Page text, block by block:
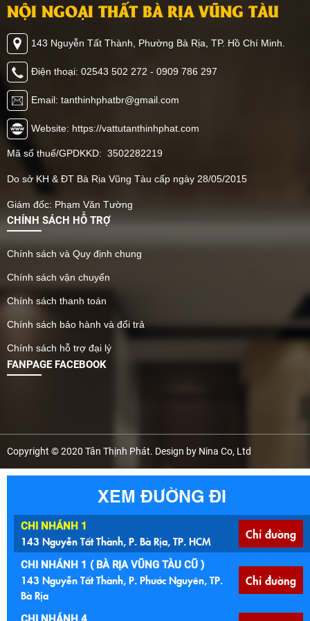
Tàu đang dần khẳng định
vị thế nhờ sở hữu nhiều ưu
điểm vượt trội như độ bền
cao, khả năng chống ăn
mòn và chịu lực tốt, đồng
thời mang lại vẻ đẹp hiện
đại, tinh tế cho công trình.
Nhờ cấu tạo đặc biệt và
lớp mạ chất lượng, AZ100
không chỉ giúp công trình
khắc nghiệt mà còn rút
ngắn thời gian thi công,
tiết kiệm chi phí và giảm
thiểu hao hụt vật tư.
này được ứng dụng rộng
rãi trong nhiều lĩnh vực từ
hàng, văn phòng cho đến
nhà xưởng, kho lạnh và
các công trình công
nghiệp quy mô lớn. Nếu
bạn đang quan tâm đến
tục theo dõi nội dung dưới
đây để có cái nhìn chi tiết
và lựa chọn phù hợp cho
công trình của mình.
Bà Rịa Vũng Tàu dần trở
không ít khách hàng khi
NỘI NGOẠI THẤT BÀ RỊA VŨNG TÀU
143 Nguyễn Tất Thành, Phường Bà Rịa, TP. Hồ Chí Minh.
Điện thoại: 02543 502 272 - 0909 786 297
Email: tanthinhphatbr@gmail.com
Website: https://vattutanthinhphat.com
Mã số thuế/GPDKKD: 3502282219
Do sở KH & ĐT Bà Rịa Vũng Tàu cấp ngày 28/05/2015
Giám đốc: Phạm Văn Tường
CHÍNH SÁCH HỖ TRỢ
Chính sách và Quy định chung
Chính sách vận chuyển
Chính sách thanh toán
Chính sách bảo hành và đổi trả
Chính sách hỗ trợ đại lý
FANPAGE FACEBOOK
Copyright © 2020 Tân Thịnh Phát. Design by Nina Co, Ltd
XEM ĐƯỜNG ĐI
CHI NHÁNH 1
143 Nguyễn Tất Thành, P. Bà Rịa, TP. HCM Chỉ đường
CHI NHÁNH 1 ( BÀ RỊA VŨNG TÀU CŨ )
143 Nguyễn Tất Thành, P. Phước Nguyên, TP.
Bà Rịa
Chỉ đường